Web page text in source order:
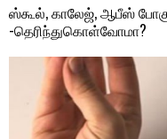
ஸ்கூல், காலேஜ், ஆபீஸ்
-தெரிந்துகொள்வோமா?